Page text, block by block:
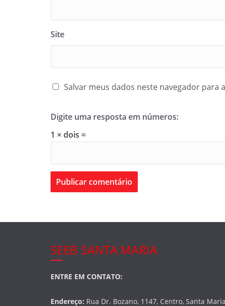
Site
Salvar meus dados neste navegador para
Digite uma resposta em números:
1 × dois =
SEEB SANTA MARIA
ENTRE EM CONTATO:
Endereço: Rua Dr. Bozano, 1147, Centro, Santa